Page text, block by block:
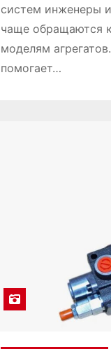
систем инженеры
чаще обращаются
моделям
помогает…